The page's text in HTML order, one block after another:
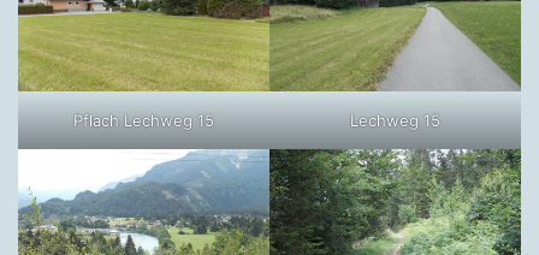
Pflach Lechweg 15 Lechweg 15